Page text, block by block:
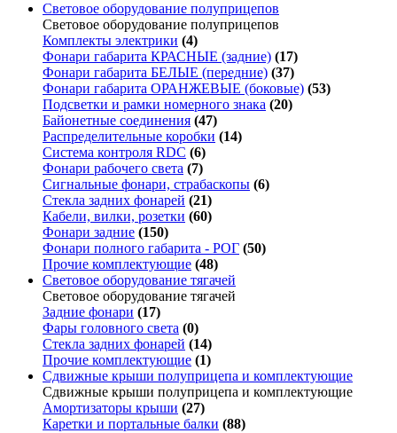
Световое оборудование полуприцепов
Световое оборудование полуприцепов
Комплекты электрики (4)
Фонари габарита КРАСНЫЕ (задние) (17)
Фонари габарита БЕЛЫЕ (передние) (37)
Фонари габарита ОРАНЖЕВЫЕ (боковые) (53)
Подсветки и рамки номерного знака (20)
Байонетные соединения (47)
Распределительные коробки (14)
Система контроля RDC (6)
Фонари рабочего света (7)
Сигнальные фонари, страбаскопы (6)
Стекла задних фонарей (21)
Кабели, вилки, розетки (60)
Фонари задние (150)
Фонари полного габарита - РОГ (50)
Прочие комплектующие (48)
Световое оборудование тягачей
Световое оборудование тягачей
Задние фонари (17)
Фары головного света (0)
Стекла задних фонарей (14)
Прочие комплектующие (1)
Сдвижные крыши полуприцепа и комплектующие
Сдвижные крыши полуприцепа и комплектующие
Амортизаторы крыши (27)
Каретки и портальные балки (88)